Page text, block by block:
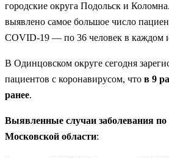
городские округа Подольск и
выявлено самое большое число
COVID-19 — по 36 человек в каждом
В Одинцовском округе сегодня
пациентов с коронавирусом, что в 9
ранее.
Выявленные случаи заболевания по
Московской области: